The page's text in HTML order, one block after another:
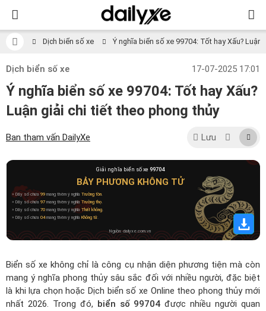
Dịch biển số xe Ý nghĩa biển số xe 99704: Tốt hay Xấu?
Dịch biển số xe 17-07-2025 17:01
Ý nghĩa biển số xe 99704: Tốt hay Xấu?
Luận giải chi tiết theo phong thủy
Ban tham vấn DailyXe Lưu
Giải nghĩa biển số xe 99704
BẢY PHƯƠNG KHÔNG TỬ
» Dãy số chứa99 mang thêm ý nghĩa Trường tồn.
» Dãy số chứa 97 mang thêm ý nghĩaTrường thọ.
» Dãy số chứa 70 mang thêm ý nghĩaThất không.
» Dãy số chứa 04mang thêm ý nghĩa Không tử.
Nguồn: dailyxe.com.vn
Biển số xe không chỉ là công cụ nhận diện phương tiện mà còn
mang ý nghĩa phong thủy sâu sắc đối với nhiều người, đặc biệt
là khi lựa chọn hoặcDịch biển số xe Online theo phong thủy mới
nhất 2026. Trong đó, biển số 99704 được nhiều người quan